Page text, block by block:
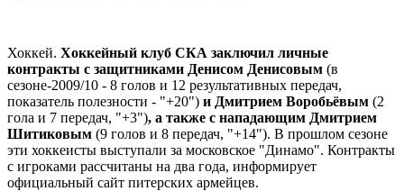
Хоккей. Хоккейный клуб СКА заключил личные
контракты с защитниками Денисом Денисовым (в
сезоне-2009/10 - 8 голов и 12 результативных передач,
показатель полезности - "+20") и Дмитрием Воробьёвым (2
гола и 7 передач, "+3"), а также с нападающим Дмитрием
Шитиковым (9 голов и 8 передач, "+14"). В прошлом сезоне
эти хоккеисты выступали за московское "Динамо". Контракты
с игроками рассчитаны на два года, информирует
официальный сайт питерских армейцев.